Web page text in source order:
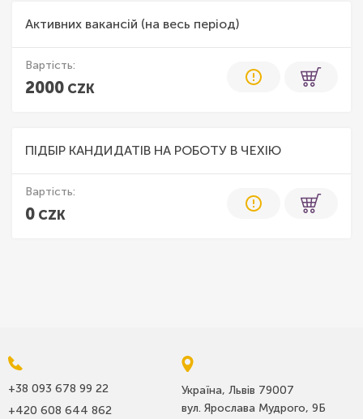
Активних вакансій (на весь період)
Вартість:
2000 CZK
ПІДБІР КАНДИДАТІВ НА РОБОТУ В ЧЕХІЮ
Вартість:
0 CZK
Україна, Львів 79007
вул. Ярослава Мудрого, 9Б
+38 093 678 99 22
+420 608 644 862